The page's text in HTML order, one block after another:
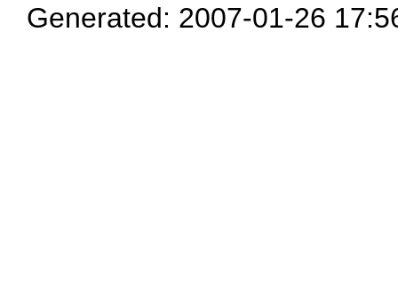
Generated: 2007-01-26